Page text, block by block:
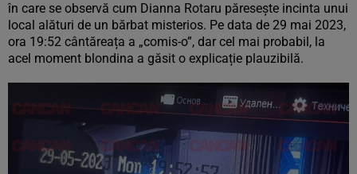
în care se observă cum Dianna Rotaru păresește incinta unui
local alături de un bărbat misterios. Pe data de 29 mai 2023,
ora 19:52 cântăreața a „comis-o”, dar cel mai probabil, la
acel moment blondina a găsit o explicație plauzibilă.